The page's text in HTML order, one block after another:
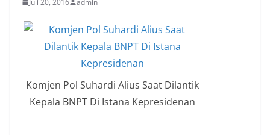
Juli 20, 2016 admin
Komjen Pol Suhardi Alius Saat Dilantik
Kepala BNPT Di Istana Kepresidenan